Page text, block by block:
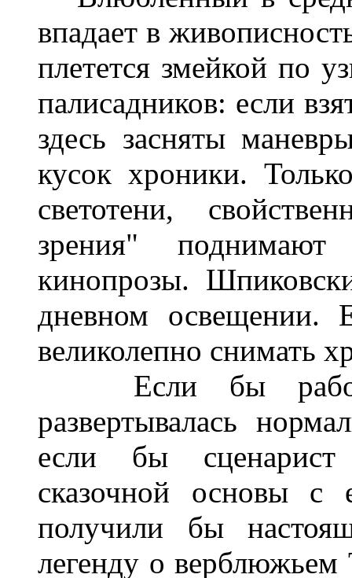
впадает в
плетется змейкой по
палисадников: если
здесь засняты
кусок хроники.
светотени,
зрения"
кинопрозы.
дневном освещении.
великолепно снимать
Если бы работа
развертывалась
если бы
сказочной основы
получили бы
легенду о верблюжьем